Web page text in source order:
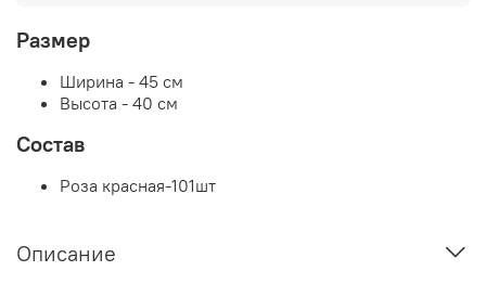
Размер
Ширина - 45 см
Высота - 40 см
Состав
Роза красная-101шт
Описание